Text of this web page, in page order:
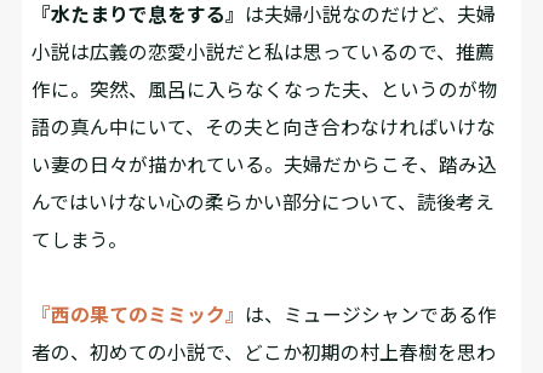
『水たまりで息をする』 は夫婦小説なのだけど、夫婦
小説は広義の恋愛小説だと私は思っているので、推薦
作に。突然、風呂に入らなくなった夫、というのが物
語の真ん中にいて、その夫と向き合わなければいけな
い妻の日々が描かれている。夫婦だからこそ、踏み込
んではいけない心の柔らかい部分について、読後考え
てしまう。
『西の果てのミミック』 は、ミュージシャンである作
者の、初めての小説で、どこか初期の村上春樹を思わ